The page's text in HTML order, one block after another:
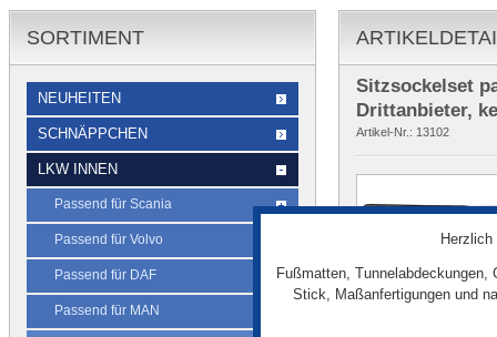
Sitzsockelset
Drittanbieter,
Artikel-Nr.: 13102
beige
SORTIMENT
NEUHEITEN
SCHNÄPPCHEN
LKW INNEN
Passend für Scania
Passend für Volvo
Passend für DAF
Passend für MAN
Herzlich
Fußmatten, Tunnelabdeckungen,
Stick, Maßanfertigungen und